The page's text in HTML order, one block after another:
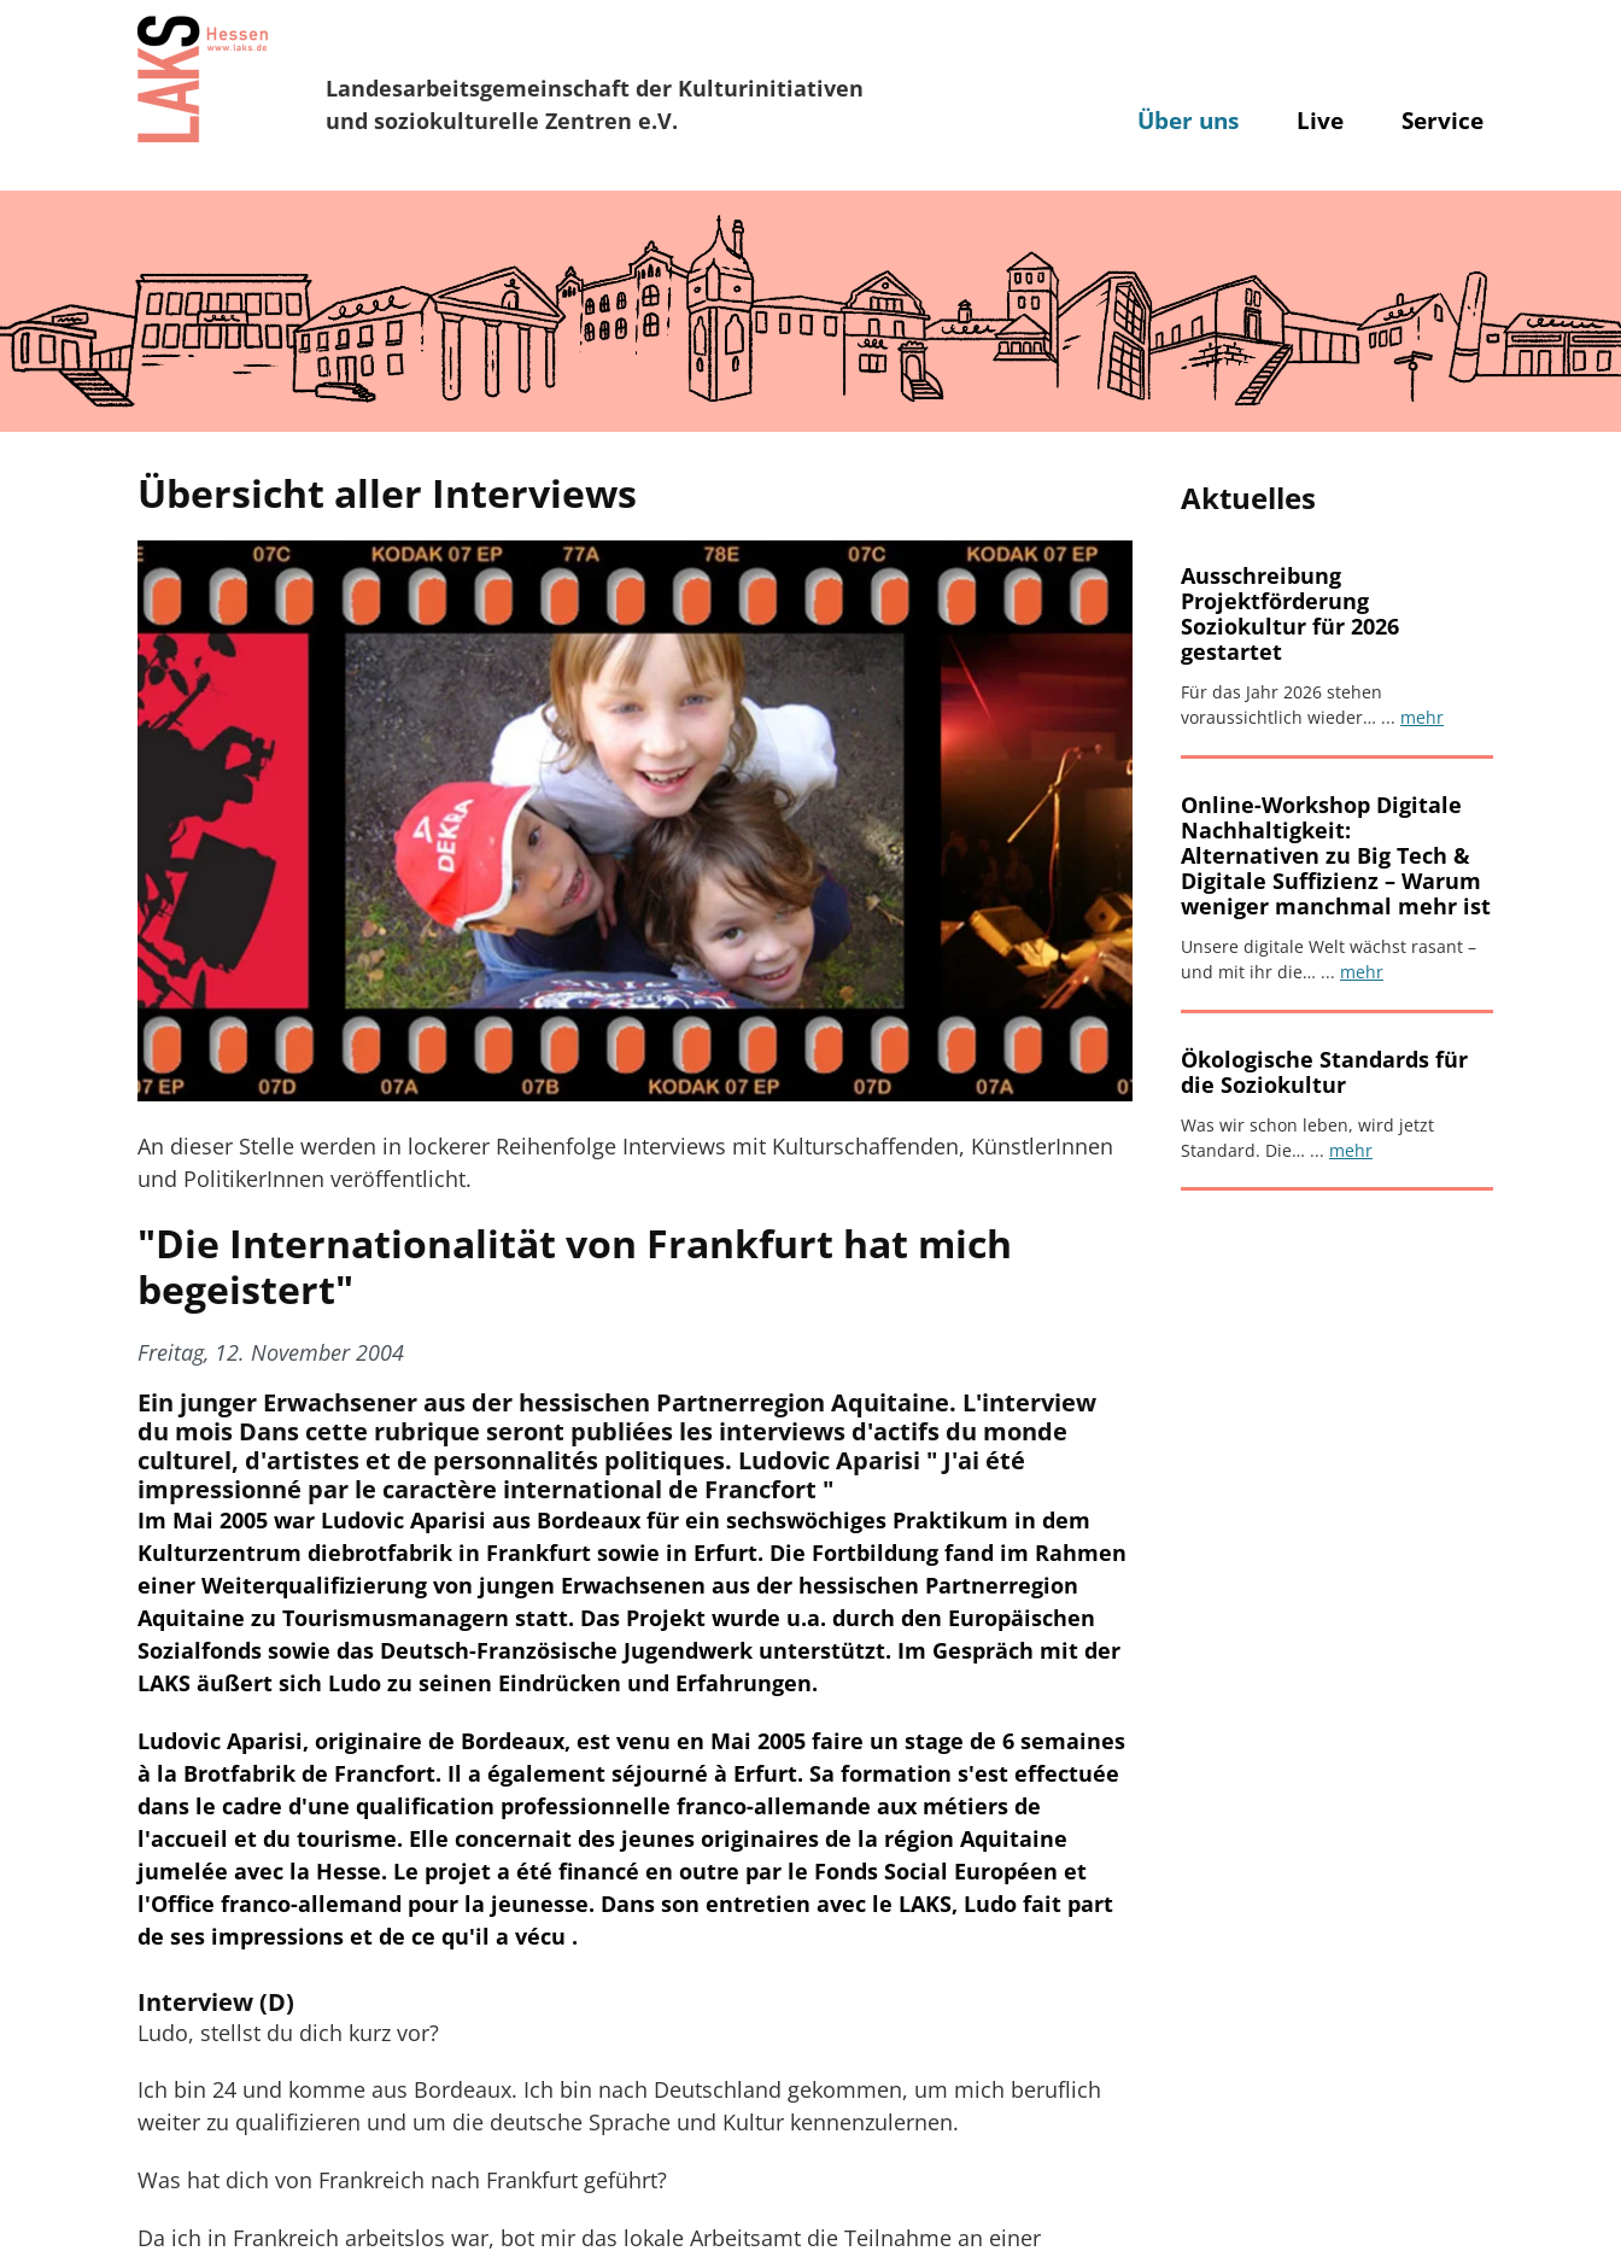
Landesarbeitsgemeinschaft der Kulturinitiativen
und soziokulturelle Zentren e.V.
Über uns Live Service
Übersicht aller Interviews
An dieser Stelle werden in lockerer Reihenfolge Interviews mit Kulturschaffenden, KünstlerInnen
und PolitikerInnen veröffentlicht.
"Die Internationalität von Frankfurt hat mich
begeistert"
Freitag, 12. November 2004
Ein junger Erwachsener aus der hessischen Partnerregion Aquitaine. L'interview
du mois Dans cette rubrique seront publiées les interviews d'actifs du monde
culturel, d'artistes et de personnalités politiques. Ludovic Aparisi " J'ai été
impressionné par le caractère international de Francfort "
Im Mai 2005 war Ludovic Aparisi aus Bordeaux für ein sechswöchiges Praktikum in dem
Kulturzentrum diebrotfabrik in Frankfurt sowie in Erfurt. Die Fortbildung fand im Rahmen
einer Weiterqualifizierung von jungen Erwachsenen aus der hessischen Partnerregion
Aquitaine zu Tourismusmanagern statt. Das Projekt wurde u.a. durch den Europäischen
Sozialfonds sowie das Deutsch-Französische Jugendwerk unterstützt. Im Gespräch mit der
LAKS äußert sich Ludo zu seinen Eindrücken und Erfahrungen.
Ludovic Aparisi, originaire de Bordeaux, est venu en Mai 2005 faire un stage de 6 semaines
à la Brotfabrik de Francfort. Il a également séjourné à Erfurt. Sa formation s'est effectuée
dans le cadre d'une qualification professionnelle franco-allemande aux métiers de
l'accueil et du tourisme. Elle concernait des jeunes originaires de la région Aquitaine
jumelée avec la Hesse. Le projet a été financé en outre par le Fonds Social Européen et
l'Office franco-allemand pour la jeunesse. Dans son entretien avec le LAKS, Ludo fait part
de ses impressions et de ce qu'il a vécu .
Interview (D)
Ludo, stellst du dich kurz vor?
Ich bin 24 und komme aus Bordeaux. Ich bin nach Deutschland gekommen, um mich beruflich
weiter zu qualifizieren und um die deutsche Sprache und Kultur kennenzulernen.
Was hat dich von Frankreich nach Frankfurt geführt?
Da ich in Frankreich arbeitslos war, bot mir das lokale Arbeitsamt die Teilnahme an einer
Aktuelles
Ausschreibung
Projektförderung
Soziokultur für 2026
gestartet
Für das Jahr 2026 stehen
voraussichtlich wieder… ... mehr
Online-Workshop Digitale
Nachhaltigkeit:
Alternativen zu Big Tech &
Digitale Suffizienz – Warum
weniger manchmal mehr ist
Unsere digitale Welt wächst rasant –
und mit ihr die… ... mehr
Ökologische Standards für
die Soziokultur
Was wir schon leben, wird jetzt
Standard. Die… ... mehr